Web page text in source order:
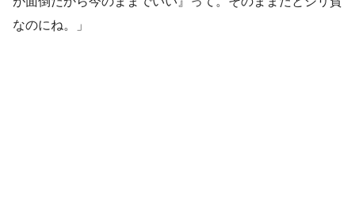
なのにね。」